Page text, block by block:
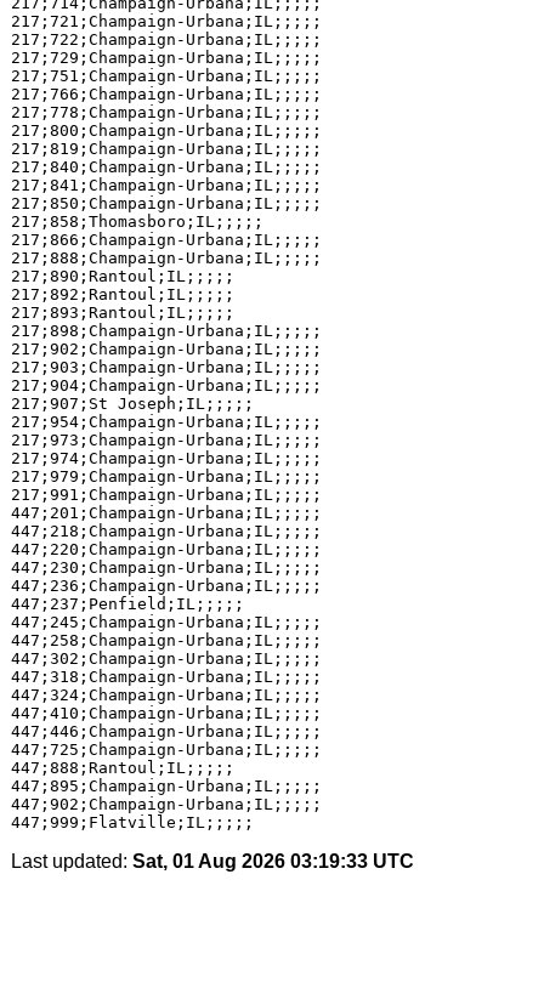
217;721;Champaign-Urbana;IL;;;;;
217;722;Champaign-Urbana;IL;;;;;
217;729;Champaign-Urbana;IL;;;;;
217;751;Champaign-Urbana;IL;;;;;
217;766;Champaign-Urbana;IL;;;;;
217;778;Champaign-Urbana;IL;;;;;
217;800;Champaign-Urbana;IL;;;;;
217;819;Champaign-Urbana;IL;;;;;
217;840;Champaign-Urbana;IL;;;;;
217;841;Champaign-Urbana;IL;;;;;
217;850;Champaign-Urbana;IL;;;;;
217;858;Thomasboro;IL;;;;;
217;866;Champaign-Urbana;IL;;;;;
217;888;Champaign-Urbana;IL;;;;;
217;890;Rantoul;IL;;;;;
217;892;Rantoul;IL;;;;;
217;893;Rantoul;IL;;;;;
217;898;Champaign-Urbana;IL;;;;;
217;902;Champaign-Urbana;IL;;;;;
217;903;Champaign-Urbana;IL;;;;;
217;904;Champaign-Urbana;IL;;;;;
217;907;St Joseph;IL;;;;;
217;954;Champaign-Urbana;IL;;;;;
217;973;Champaign-Urbana;IL;;;;;
217;974;Champaign-Urbana;IL;;;;;
217;979;Champaign-Urbana;IL;;;;;
217;991;Champaign-Urbana;IL;;;;;
447;201;Champaign-Urbana;IL;;;;;
447;218;Champaign-Urbana;IL;;;;;
447;220;Champaign-Urbana;IL;;;;;
447;230;Champaign-Urbana;IL;;;;;
447;236;Champaign-Urbana;IL;;;;;
447;237;Penfield;IL;;;;;
447;245;Champaign-Urbana;IL;;;;;
447;258;Champaign-Urbana;IL;;;;;
447;302;Champaign-Urbana;IL;;;;;
447;318;Champaign-Urbana;IL;;;;;
447;324;Champaign-Urbana;IL;;;;;
447;410;Champaign-Urbana;IL;;;;;
447;446;Champaign-Urbana;IL;;;;;
447;725;Champaign-Urbana;IL;;;;;
447;888;Rantoul;IL;;;;;
447;895;Champaign-Urbana;IL;;;;;
447;902;Champaign-Urbana;IL;;;;;
Last updated: Sat, 01 Aug 2026 03:19:33 UTC